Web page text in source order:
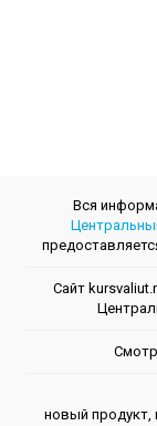
Вся
Сайт
новый продукт,